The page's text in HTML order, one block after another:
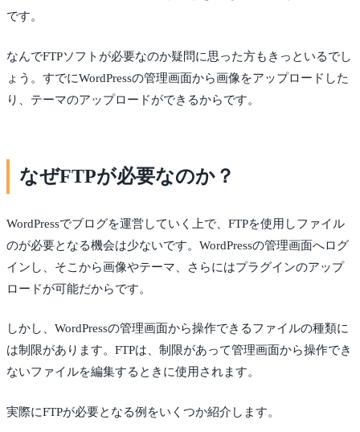
です。
なんでFTPソフトが必要なのか疑問に思った方もきっといるでし
ょう。すでにWordPressの管理画面から画像をアップロードした
り、テーマのアップロードができるからです。
なぜFTPが必要なのか？
WordPressでブログを運営していく上で、FTPを使用しファイル
のが必要となる機会は少ないです。WordPressの管理画面へログ
インし、そこから画像やテーマ、さらにはプラグインのアップ
ロードが可能だからです。
しかし、WordPressの管理画面から操作できるファイルの種類に
は制限があります。FTPは、制限があって管理画面から操作でき
ないファイルを編集するときに使用されます。
実際にFTPが必要となる例をいくつか紹介します。